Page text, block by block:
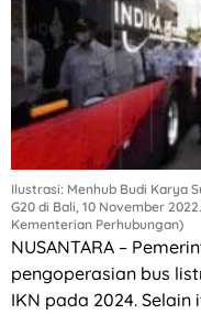
Ilustrasi: Menhub Budi Karya
G20 di Bali, 10 November
Kementerian Perhubungan)
NUSANTARA –
pengoperasian bus
IKN pada 2024.